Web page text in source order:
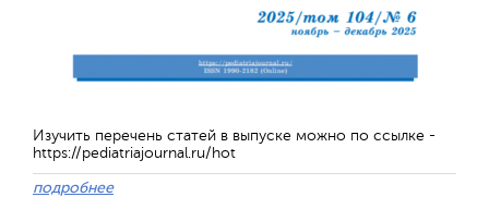
Изучить перечень статей в выпуске можно по ссылке -
https://pediatriajournal.ru/hot
подробнее